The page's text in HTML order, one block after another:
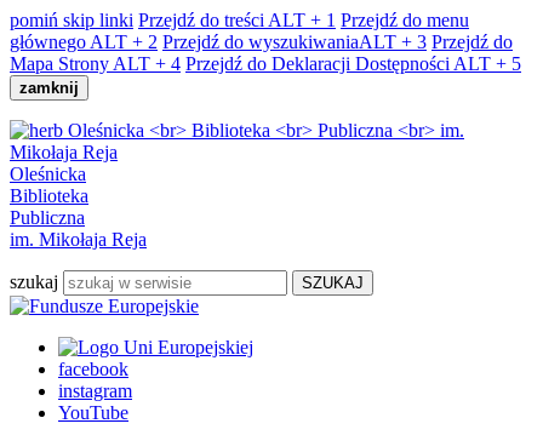
pomiń skip linki Przejdź do treści ALT + 1 Przejdź do menu
głównego ALT + 2 Przejdź do wyszukiwaniaALT + 3 Przejdź do
Mapa Strony ALT + 4 Przejdź do Deklaracji Dostępności ALT + 5
zamknij
Oleśnicka
Biblioteka
Publiczna
im. Mikołaja Reja
szukaj
facebook
instagram
YouTube